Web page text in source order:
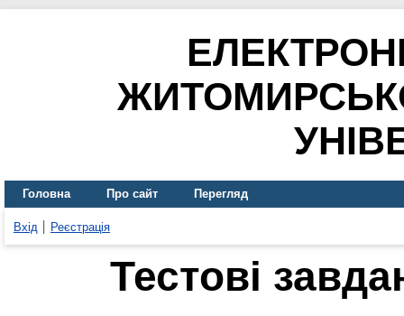
Головна Про сайт Перегляд
Вхід Реєстрація
Тестові